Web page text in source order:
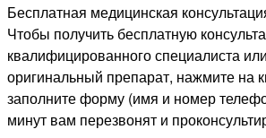
Бесплатная медицинская
Чтобы получить бесплатную
квалифицированного специалиста
оригинальный препарат, нажмите на
заполните форму (имя и номер
минут вам перезвонят и